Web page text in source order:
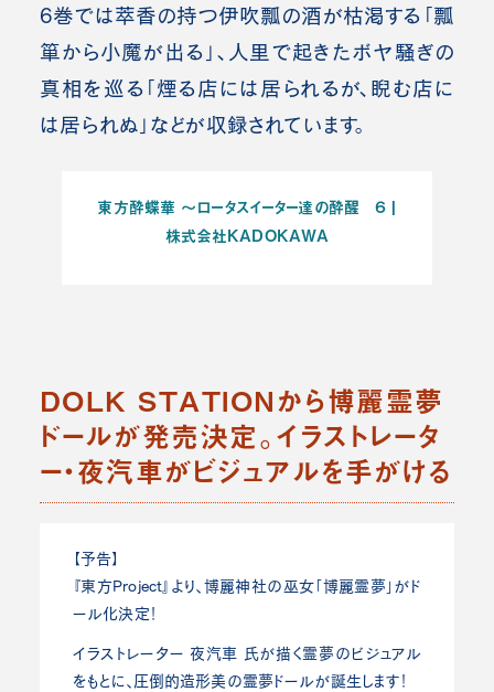
6巻では萃香の持つ伊吹瓢の酒が枯渇する「瓢
箪から小魔が出る」、人里で起きたボヤ騒ぎの
真相を巡る「煙る店には居られるが、睨む店に
は居られぬ」などが収録されています。
東方酔蝶華 ～ロータスイーター達の酔醒 ６ |
株式会社KADOKAWA
DOLK STATIONから博麗霊夢
ドールが発売決定。イラストレータ
ー・夜汽車がビジュアルを手がける
【予告】
『東方Project』より、博麗神社の巫女「博麗霊夢」がド
ール化決定！
イラストレーター 夜汽車 氏が描く霊夢のビジュアル
をもとに、圧倒的造形美の霊夢ドールが誕生します！